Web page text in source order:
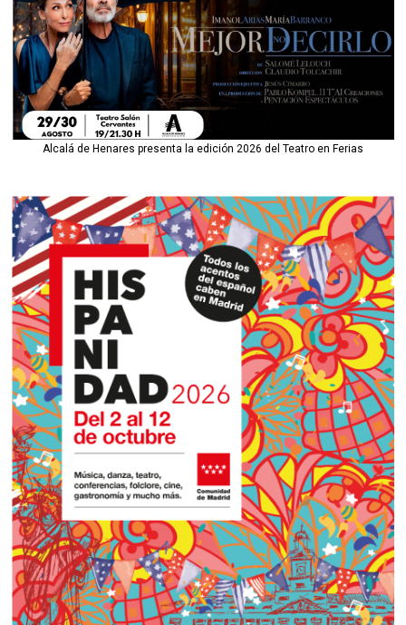
Alcalá de Henares presenta la edición 2026 del Teatro en Ferias